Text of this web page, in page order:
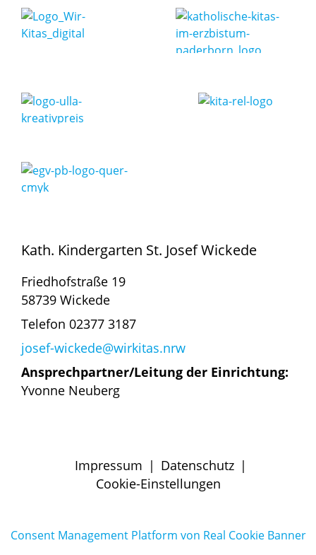
Kath. Kindergarten St. Josef Wickede
Friedhofstraße 19
58739 Wickede
Telefon 02377 3187
josef-wickede@wirkitas.nrw
Ansprechpartner/Leitung der Einrichtung:
Yvonne Neuberg
Impressum | Datenschutz |
Cookie-Einstellungen
Consent Management Platform von Real Cookie Banner